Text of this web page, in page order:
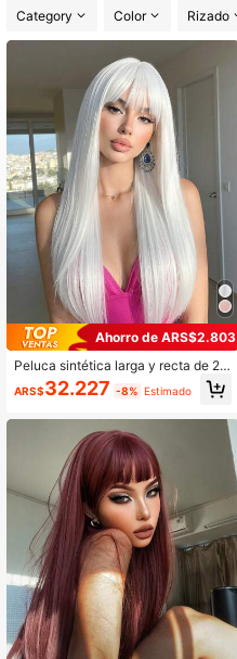
Category
Color Rizado
Ahorro de ARS$2.803
Peluca sintética larga y recta de 26
pulgadas para mujer con flequillo, a
decuada para fiestas, cosplay, resis
ARS$32.227 -8% Estimado